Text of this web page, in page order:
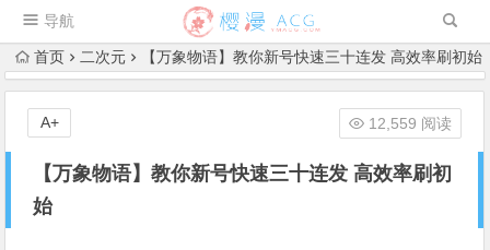
导航
首页 二次元 【万象物语】教你新号快速三十连发 高效率刷初始
【万象物语】教你新号快速三十连发 高效率刷初
始
12,559 阅读
A+